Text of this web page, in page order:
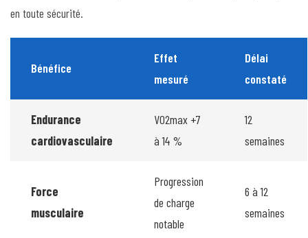
en toute sécurité.
Bénéfice
Effet
mesuré
Délai
constaté
Endurance
cardiovasculaire
VO2max +7
à 14 %
12
semaines
Force
musculaire
Progression
de charge
notable
6 à 12
semaines